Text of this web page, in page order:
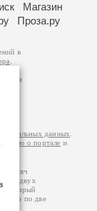
Магазин
Проза.ру
в
за
данных
о портале и
тысяч
двух
который
по две